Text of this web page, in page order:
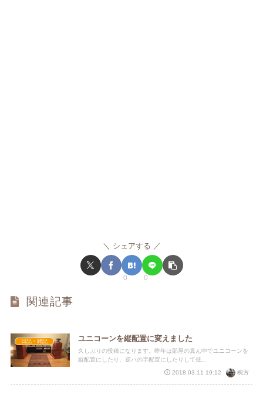
シェアする
0 0
関連記事
日記・雑記 ユニコーンを縦配置に変えました
久しぶりの投稿になります。昨年は部屋の真ん中でユニコーンを
縦配置にしたり、逆ハの字配置にしたりして低...
2018.03.11 19:12
椀方